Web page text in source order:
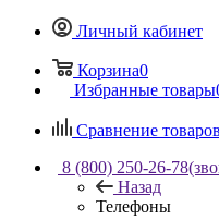
Личный кабинет
Корзина0
Избранные товары
Сравнение товаров
8 (800) 250-26-78
Назад
Телефоны